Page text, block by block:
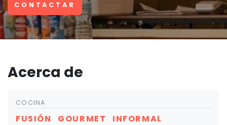
CONTACTAR
Acerca de
COCINA
FUSIÓN GOURMET INFORMAL